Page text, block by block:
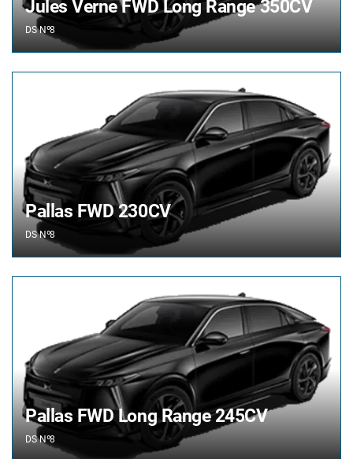
DSNº8
Jules Verne FWD Long Range 350CV
DSNº8
Pallas FWD 230CV
DSNº8
Pallas FWD Long Range 245CV